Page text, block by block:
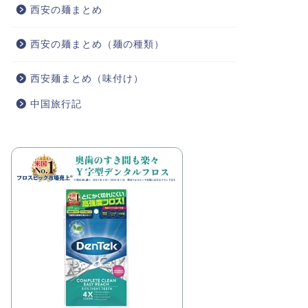
西安の麺まとめ
西安の麺まとめ（麺の種類）
西安麺まとめ（味付け）
中国旅行記